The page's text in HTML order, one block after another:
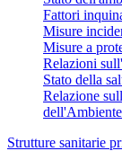
Fattori
Misure
Misure a
Relazioni
Stato della
Relazione
Strutture sanitarie